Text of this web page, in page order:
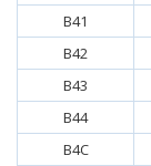
В41
В42
В43
В44
В4С